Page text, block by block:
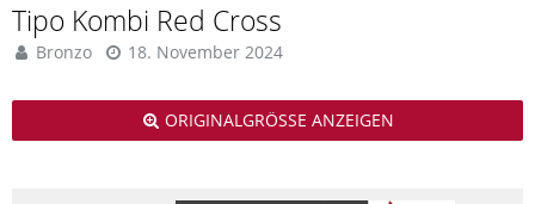
Tipo Kombi Red Cross
Bronzo 18. November 2024
ORIGINALGRÖSSE ANZEIGEN